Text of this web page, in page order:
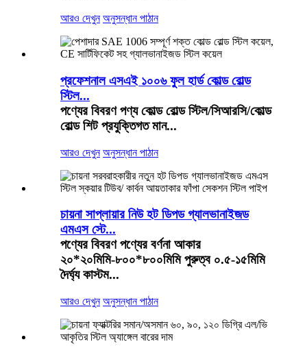
আরও দেখুন অনুসন্ধান পাঠান
প্রফেশনাল এসএই ১০০৬ ফুল হার্ড কোল্ড রোল্ড
স্টিল...
পণ্যের বিবরণ পণ্য কোল্ড রোল্ড স্টিল/সিআরসি/কোল্ড
রোল্ড শিট প্রযুক্তিগত মান...
আরও দেখুন অনুসন্ধান পাঠান
চায়না সাপ্লায়ার নিউ হট ডিপড গ্যালভানাইজড
এমএস স্টে...
পণ্যের বিবরণ পণ্যের বর্ণনা আকার
২০*২০মিমি-৮০০*৮০০মিমি পুরুত্ব ০.৫-১৫মিমি
দৈর্ঘ্য কাস্টম...
আরও দেখুন অনুসন্ধান পাঠান